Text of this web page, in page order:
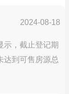
2024-08-18
示，截止登记期
达到可售房源总